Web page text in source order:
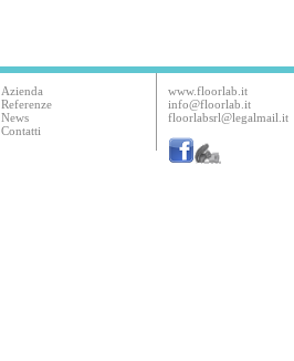
Azienda
Referenze
News
Contatti
www.floorlab.it
info@floorlab.it
floorlabsrl@legalmail.it